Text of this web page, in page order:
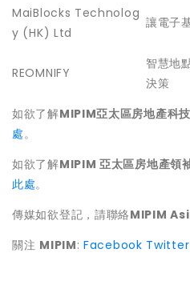
MaiBlocks Technolog
y (HK) Ltd
讓電子
REOMNIFY
智慧地
決策
如欲了解MIPIM亞太區房地產科
處。
如欲了解MIPIM亞太區房地產領
此處。
傳媒如欲登記，請聯絡MIPIM
關注 MIPIM:Facebook Twitter